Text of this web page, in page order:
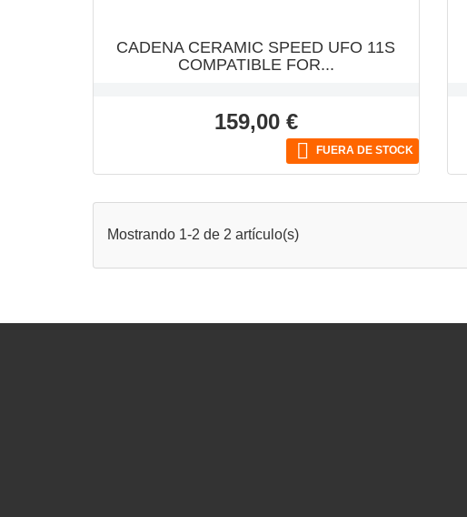
CADENA CERAMIC SPEED UFO 11S
COMPATIBLE FOR...
Precio
159,00 €
 FUERA DE STOCK
Mostrando 1-2 de 2 artículo(s)